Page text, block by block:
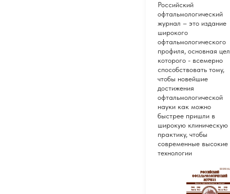
Российский
офтальмологический
журнал – это издание
широкого
офтальмологического
профиля, основная
которого - всемерно
способствовать тому,
чтобы новейшие
достижения
офтальмологической
науки как можно
быстрее пришли в
широкую клиническую
практику, чтобы
современные высокие
технологии